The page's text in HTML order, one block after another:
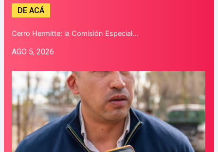
DE ACÁ
Cerro Hermitte: la Comisión Especial…
AGO 5, 2026